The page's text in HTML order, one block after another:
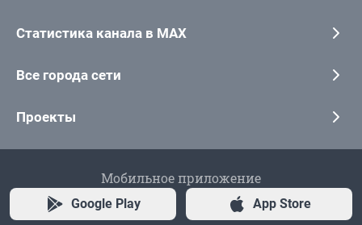
Статистика канала в MAX
Все города сети
Проекты
Мобильное приложение
Google Play App Store